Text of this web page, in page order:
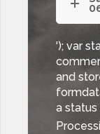
'); var
and
a